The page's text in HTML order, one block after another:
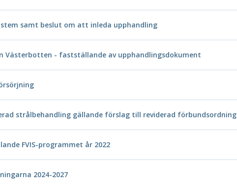
samt beslut om att inleda upphandling
Västerbotten - fastställande av upphandlingsdokument
strålbehandling gällande förslag till reviderad förbundsordning
FVIS-programmet år 2022
2024-2027